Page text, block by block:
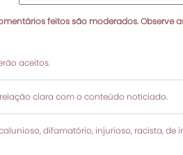
feitos são moderados. Observe
aceitos.
clara com o conteúdo noticiado.
difamatório, injurioso, racista,